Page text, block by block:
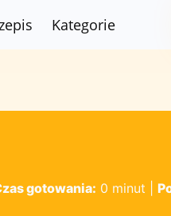
Kategorie
gotowania: 0 minut